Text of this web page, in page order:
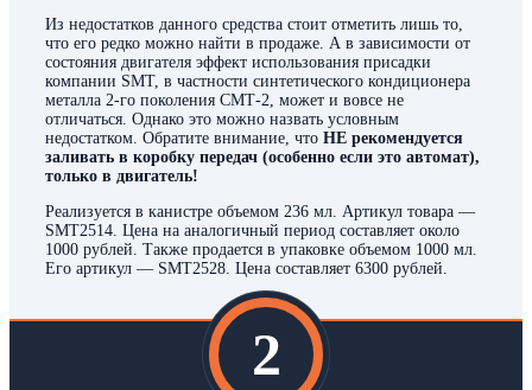
Из недостатков данного средства стоит отметить лишь то,
что его редко можно найти в продаже. А в зависимости от
состояния двигателя эффект использования присадки
компании SMT, в частности синтетического кондиционера
металла 2-го поколения СМТ-2, может и вовсе не
отличаться. Однако это можно назвать условным
недостатком. Обратите внимание, что НЕ рекомендуется
заливать в коробку передач (особенно если это автомат),
только в двигатель!
Реализуется в канистре объемом 236 мл. Артикул товара —
SMT2514. Цена на аналогичный период составляет около
1000 рублей. Также продается в упаковке объемом 1000 мл.
Его артикул — SMT2528. Цена составляет 6300 рублей.
2